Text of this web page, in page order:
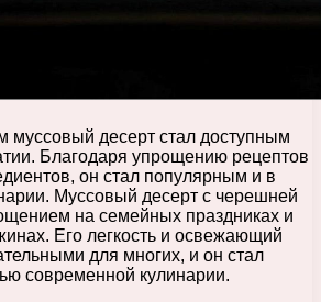
муссовый десерт стал доступным
Благодаря упрощению рецептов
он стал популярным и в
Муссовый десерт с черешней
на семейных праздниках и
Его легкость и освежающий
для многих, и он стал
современной кулинарии.